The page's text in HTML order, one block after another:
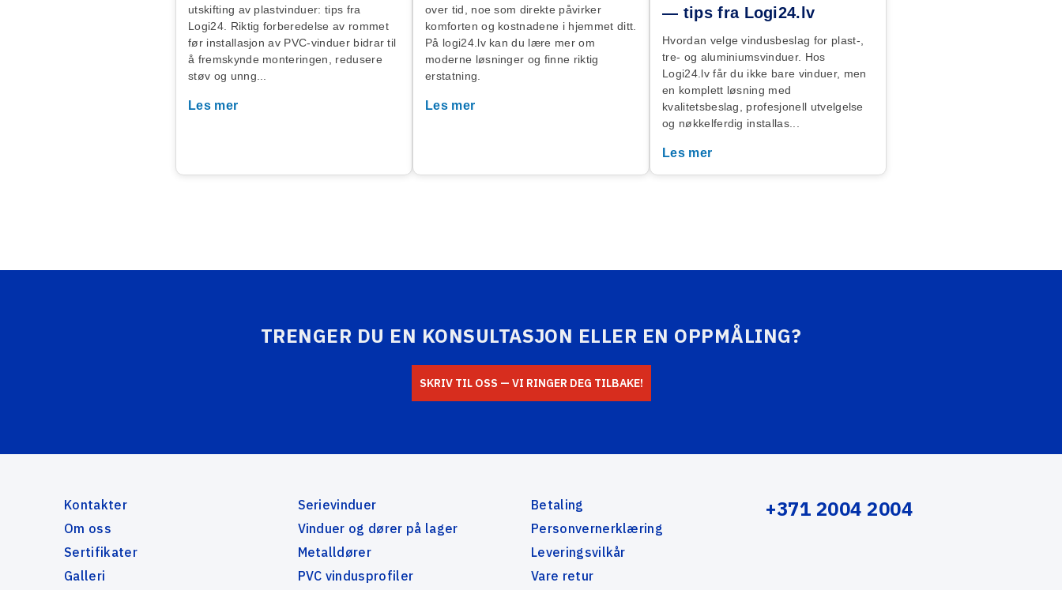
utskifting av plastvinduer: tips fra
Logi24. Riktig forberedelse av rommet
før installasjon av PVC-vinduer bidrar til
å fremskynde monteringen, redusere
støv og unng...
Les mer
over tid, noe som direkte påvirker
komforten og kostnadene i hjemmet ditt.
På logi24.lv kan du lære mer om
moderne løsninger og finne riktig
erstatning.
Les mer
— tips fra Logi24.lv
Hvordan velge vindusbeslag for plast-,
tre- og aluminiumsvinduer. Hos
Logi24.lv får du ikke bare vinduer, men
en komplett løsning med
kvalitetsbeslag, profesjonell utvelgelse
og nøkkelferdig installas...
Les mer
TRENGER DU EN KONSULTASJON ELLER EN OPPMÅLING?
SKRIV TIL OSS — VI RINGER DEG TILBAKE!
Kontakter
Om oss
Sertifikater
Galleri
Serievinduer
Vinduer og dører på lager
Metalldører
PVC vindusprofiler
Betaling
Personvernerklæring
Leveringsvilkår
Vare retur
+371 2004 2004